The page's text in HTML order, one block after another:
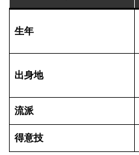
生年
出身地
流派
得意技